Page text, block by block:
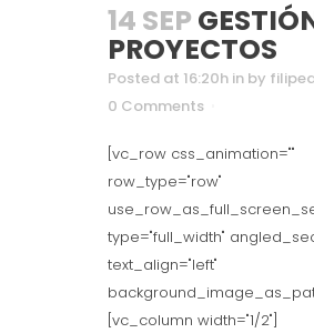
14 SEP
PROYECTOS
Posted at 16:20h in by
0 Comments
[vc_row css_animation=""
row_type="row"
type="full_width"
text_align="left"
[vc_column width="1/2"]